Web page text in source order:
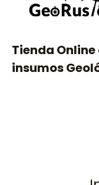
Tienda Online
insumos